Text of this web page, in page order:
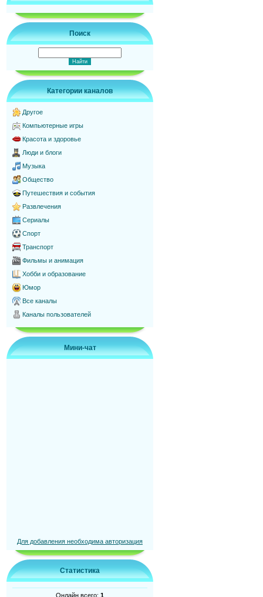
Поиск
Категории каналов
Другое
Компьютерные игры
Красота и здоровье
Люди и блоги
Музыка
Общество
Путешествия и события
Развлечения
Сериалы
Спорт
Транспорт
Фильмы и анимация
Хобби и образование
Юмор
Все каналы
Каналы пользователей
Мини-чат
Для добавления необходима авторизация
Статистика
Онлайн всего: 1